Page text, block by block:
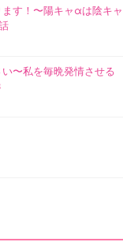
す！〜陽キャαは陰キャ
〜私を毎晩発情させる